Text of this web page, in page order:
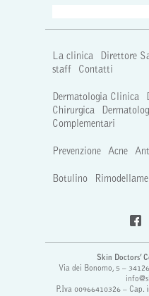
La clinica Direttore
staff
Contatti
Dermatologia Clinica
Chirurgica
Complementari
Prevenzione Acne
Botulino
Skin Doctors’
Via dei Bonomo, 5 –
P.Iva 00966410326 – Cap.